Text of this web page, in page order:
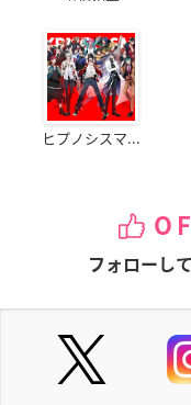
ヒプノシスマ...
フォローし